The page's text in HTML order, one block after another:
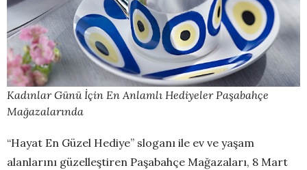
Kadınlar Günü İçin En Anlamlı Hediyeler Paşabahçe
Mağazalarında
“Hayat En Güzel Hediye” sloganı ile ev ve yaşam
alanlarını güzelleştiren Paşabahçe Mağazaları, 8 Mart